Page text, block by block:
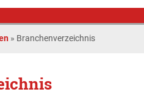
» Branchenverzeichnis